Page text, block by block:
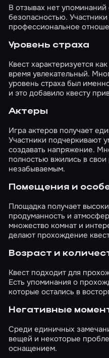
В отзывах нет
безопасностью.
профессиональное
Уровень страха
Квест характеризуется
время увлекательный.
уровень страха был
и это добавило квесту
Актеры
Игра актеров получает
Участники подчеркивают
создавать напряжение.
полностью вжились в свои
незабываемым.
Помещения и
Площадка получает
продуманность и
множество комнат и
делают прохождение
Возраст и
Квест подходит для
Есть упоминания о
которые остались в
Негативные
Среди единичных
вещей и некоторые
оснащением.